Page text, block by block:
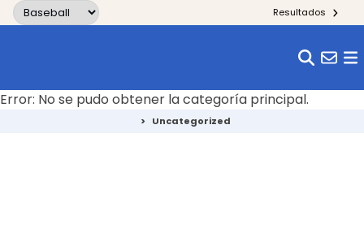
Skip to content Resultados
Error: No se pudo obtener la categoría principal.
> Uncategorized